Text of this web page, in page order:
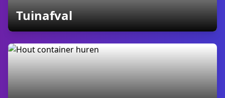
Tuinafvalcontainers